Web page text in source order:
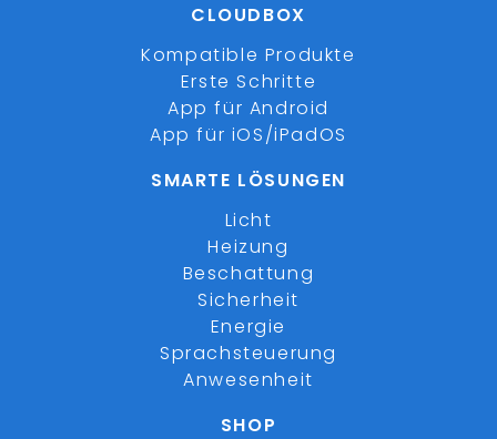
CLOUDBOX
Kompatible Produkte
Erste Schritte
App für Android
App für iOS/iPadOS
SMARTE LÖSUNGEN
Licht
Heizung
Beschattung
Sicherheit
Energie
Sprachsteuerung
Anwesenheit
SHOP